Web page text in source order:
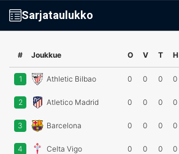
Sarjataulukko
# Joukkue O V T H
1 Athletic Bilbao 0 0 0 0
2 Atletico Madrid 0 0 0 0
3 Barcelona 0 0 0 0
4 Celta Vigo 0 0 0 0